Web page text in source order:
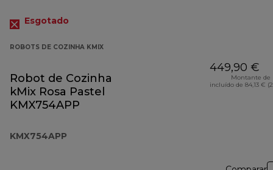
Esgotado
ROBOTS DE COZINHA KMIX
Robot de Cozinha
kMix Rosa Pastel
KMX754APP
KMX754APP
449,90 €
Montante de
incluído de 84,13 €